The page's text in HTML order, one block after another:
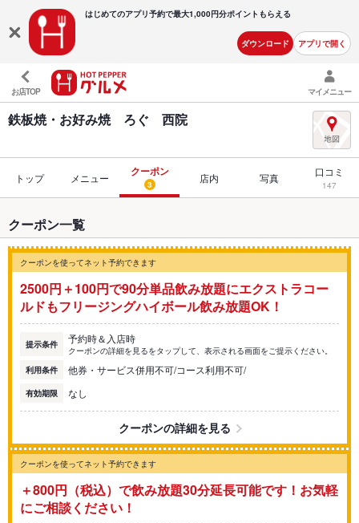
はじめてのアプリ予約で最大1,000円分ポイントもらえる
ダウンロード アプリで開く
お店TOP マイメニュー
鉄板焼・お好み焼 ろぐ 西院
トップ メニュー クーポン
3 店内 写真 口コミ
147
クーポン一覧
クーポンを使ってネット予約できます
2500円＋100円で90分単品飲み放題にエクストラコー
ルドもフリージングハイボール飲み放題OK！
提示条件 予約時＆入店時
クーポンの詳細を見るをタップして、表示される画面をご提示ください。
利用条件
他券・サービス併用不可/コース利用不可/
有効期限 なし
クーポンの詳細を見る
クーポンを使ってネット予約できます
＋800円（税込）で飲み放題30分延長可能です！お気軽
にご相談ください！